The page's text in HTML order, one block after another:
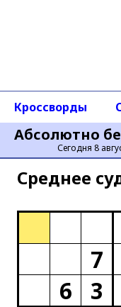
Абсолютно
Сегодня 8
Кроссворды
Среднее
7
6
3